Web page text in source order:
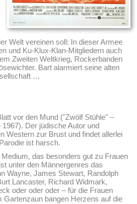
Welt vereinen soll: In dieser Armee
und Ku-Klux-Klan-Mitgliedern auch
Zweiten Weltkrieg, Rockerbanden
Bart alarmiert seine alten
…
vor den Mund ("Zwölf Stühle" –
1967). Der jüdische Autor und
Western zur Brust und findet allerlei
ist harsch.
das besonders gut zu Frauen
unter den Männergenres das
Wayne, James Stewart, Randolph
Lancaster, Richard Widmark,
oder oder oder – für die Frauen
Gartenzaun bangen Herzens auf die